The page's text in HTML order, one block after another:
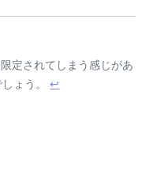
定されてしまう感じがあ
しょう。↩